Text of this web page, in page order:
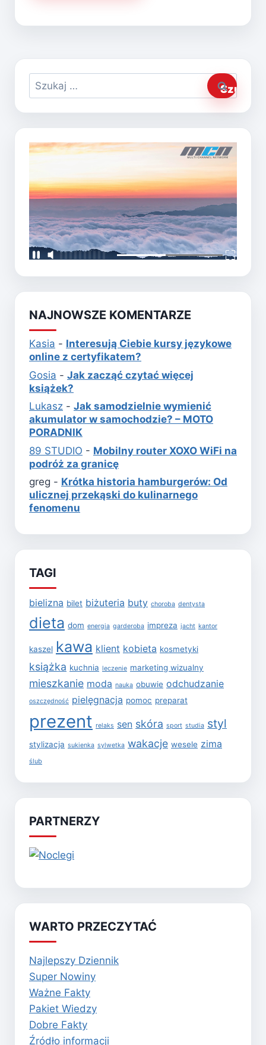
Szukaj:
NAJNOWSZE KOMENTARZE
Kasia - Interesują Ciebie kursy językowe
online z certyfikatem?
Gosia - Jak zacząć czytać więcej
książek?
Lukasz - Jak samodzielnie wymienić
akumulator w samochodzie? – MOTO
PORADNIK
89 STUDIO - Mobilny router XOXO WiFi na
podróż za granicę
greg - Krótka historia hamburgerów: Od
ulicznej przekąski do kulinarnego
fenomenu
TAGI
bielizna bilet biżuteria buty choroba dentysta
dieta dom energia garderoba impreza jacht kantor
kaszel kawa klient kobieta kosmetyki
książka kuchnia leczenie marketing wizualny
mieszkanie moda nauka obuwie odchudzanie
oszczędność pielęgnacja pomoc preparat
prezent relaks sen skóra sport studia styl
stylizacja sukienka sylwetka wakacje wesele zima
ślub
PARTNERZY
WARTO PRZECZYTAĆ
Najlepszy Dziennik
Super Nowiny
Ważne Fakty
Pakiet Wiedzy
Dobre Fakty
Źródło informacji